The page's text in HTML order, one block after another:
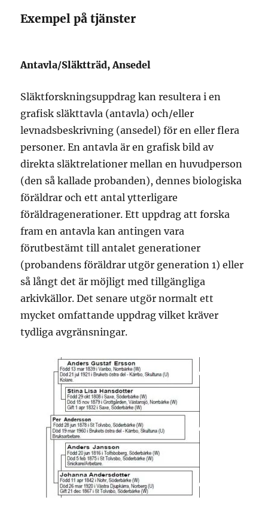
Exempel på tjänster
Antavla/Släktträd, Ansedel
Släktforskningsuppdrag kan resultera i en
grafisk släkttavla (antavla) och/eller
levnadsbeskrivning (ansedel) för en eller flera
personer. En antavla är en grafisk bild av
direkta släktrelationer mellan en huvudperson
(den så kallade probanden), dennes biologiska
föräldrar och ett antal ytterligare
föräldragenerationer. Ett uppdrag att forska
fram en antavla kan antingen vara
förutbestämt till antalet generationer
(probandens föräldrar utgör generation 1) eller
så långt det är möjligt med tillgängliga
arkivkällor. Det senare utgör normalt ett
mycket omfattande uppdrag vilket kräver
tydliga avgränsningar.